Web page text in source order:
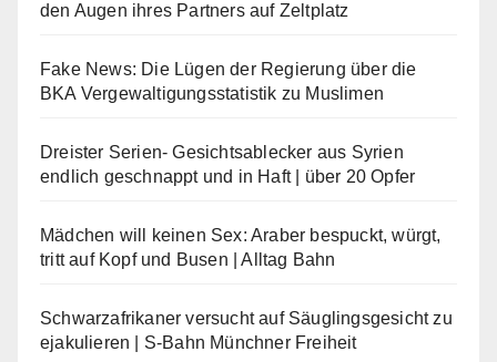
den Augen ihres Partners auf Zeltplatz
Fake News: Die Lügen der Regierung über die
BKA Vergewaltigungsstatistik zu Muslimen
Dreister Serien- Gesichtsablecker aus Syrien
endlich geschnappt und in Haft | über 20 Opfer
Mädchen will keinen Sex: Araber bespuckt, würgt,
tritt auf Kopf und Busen | Alltag Bahn
Schwarzafrikaner versucht auf Säuglingsgesicht zu
ejakulieren | S-Bahn Münchner Freiheit